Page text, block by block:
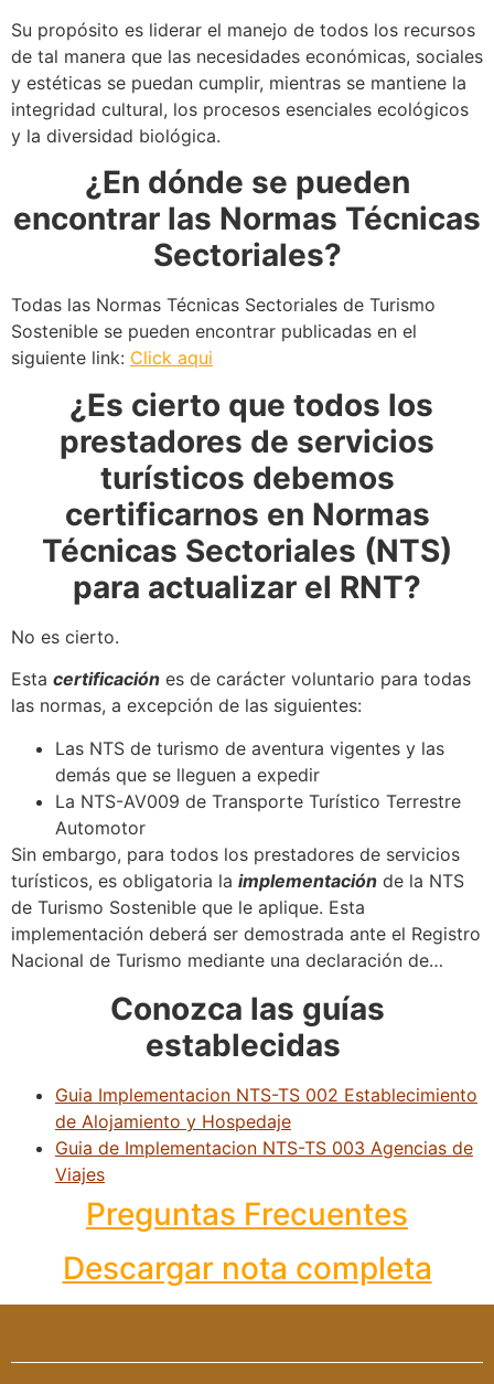
Su propósito es liderar el manejo de todos los recursos
de tal manera que las necesidades económicas, sociales
y estéticas se puedan cumplir, mientras se mantiene la
integridad cultural, los procesos esenciales ecológicos
y la diversidad biológica.
¿En dónde se pueden
encontrar las Normas Técnicas
Sectoriales?
Todas las Normas Técnicas Sectoriales de Turismo
Sostenible se pueden encontrar publicadas en el
siguiente link: Click aqui
¿Es cierto que todos los
prestadores de servicios
turísticos debemos
certificarnos en Normas
Técnicas Sectoriales (NTS)
para actualizar el RNT?
No es cierto.
Esta certificación es de carácter voluntario para todas
las normas, a excepción de las siguientes:
Las NTS de turismo de aventura vigentes y las
demás que se lleguen a expedir
La NTS-AV009 de Transporte Turístico Terrestre
Automotor
Sin embargo, para todos los prestadores de servicios
turísticos, es obligatoria la implementación de la NTS
de Turismo Sostenible que le aplique. Esta
implementación deberá ser demostrada ante el Registro
Nacional de Turismo mediante una declaración de…
Conozca las guías
establecidas
Guia Implementacion NTS-TS 002 Establecimiento
de Alojamiento y Hospedaje
Guia de Implementacion NTS-TS 003 Agencias de
Viajes
Preguntas Frecuentes
Descargar nota completa